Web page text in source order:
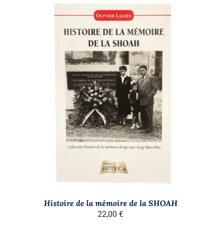
AJOUTER AU PANIER
/
Histoire de la mémoire de la SHOAH
22,00 €